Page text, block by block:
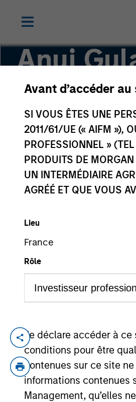
Avant d’accéder
SI VOUS ÊTES UNE
2011/61/UE (« AIFM »),
PROFESSIONNEL »
PRODUITS DE
UN INTERMÉDIAIRE
AGRÉÉ ET QUE VOUS
Lieu
France
Rôle
Je déclare accéder à
conditions pour être
contenues sur ce site
informations contenues
Management, qu’elles
Anuj
Managing Director,
YEARS OF INDUSTRY EXPERIENCE
25 Years
Anuj Gulati is the
investors across
Research into
Council. Prior to
investment grade,